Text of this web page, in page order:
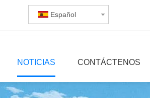
Español
NOTICIAS CONTÁCTENOS